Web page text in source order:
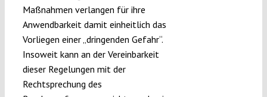
Maßnahmen verlangen für ihre
Anwendbarkeit damit einheitlich das
Vorliegen einer „dringenden Gefahr“.
Insoweit kann an der Vereinbarkeit
dieser Regelungen mit der
Rechtsprechung des